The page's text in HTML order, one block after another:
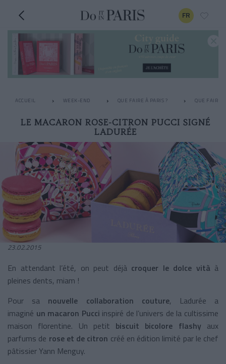
FR
ACCUEIL WEEK-END QUE FAIRE À PARIS ? QUE FAIRE
LE MACARON ROSE-CITRON PUCCI SIGNÉ
LADURÉE
23.02.2015
En attendant l’été, on peut déjà croquer le dolce vità à
pleines dents, miam !
Pour sa nouvelle collaboration couture, Ladurée a
imaginé un macaron Pucci inspiré de l’univers de la cultissime
maison florentine. Un petit biscuit bicolore flashy aux
parfums de rose et de citron créé en édition limité par le chef
pâtissier Yann Menguy.